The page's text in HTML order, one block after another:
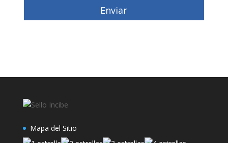
Enviar
Mapa del Sitio